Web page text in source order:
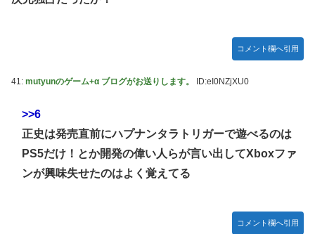
【デレマス】 紗南「アイドルに似合うポケモン？」
switch2版『Lies of P』、メタスコア86でゲーフリ新作を
粉砕
ある。←「おデジ以外味付けが濃いな…」
韓国人「熊本地震で見る日本の土木技術の完全勝利をご覧く
ださい」→「これはすごいわ」「こういうのを見ると日本人
は何か適当に作る感じがしない・・・」「あれがまさに経験
値である」
初見で「勝てるわけないやろくそったれ…」って思ったゲー
コメント欄へ引用
41: mutyunのゲーム+α ブログがお送りします。 ID:eI0NZjXU0
>>6
正史は発売直前にハプナンタラトリガーで遊べるのは
PS5だけ！とか開発の偉い人らが言い出してXboxファ
ンが興味失せたのはよく覚えてる
コメント欄へ引用